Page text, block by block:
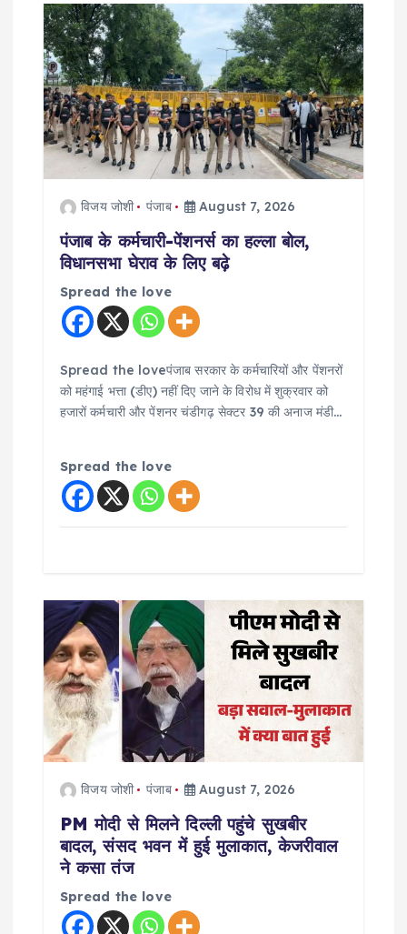
g
a
t
विजय जोशी पंजाब August 7, 2026
पंजाब के कर्मचारी-पेंशनर्स का हल्ला बोल,
विधानसभा घेराव के लिए बढ़े
Spread the love
Spread the loveपंजाब सरकार के कर्मचारियों और पेंशनरों
को महंगाई भत्ता (डीए) नहीं दिए जाने के विरोध में शुक्रवार को
हजारों कर्मचारी और पेंशनर चंडीगढ़ सेक्टर 39 की अनाज मंडी…
Spread the love
विजय जोशी पंजाब August 7, 2026
PM मोदी से मिलने दिल्ली पहुंचे सुखबीर
बादल, संसद भवन में हुई मुलाकात, केजरीवाल
ने कसा तंज
Spread the love